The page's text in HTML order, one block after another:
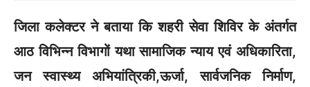
जिला कलेक्टर ने बताया कि शहरी सेवा शिविर के अंतर्गत
आठ विभिन्न विभागों यथा सामाजिक न्याय एवं अधिकारिता,
जन स्वास्थ्य अभियांत्रिकी,ऊर्जा, सार्वजनिक निर्माण,